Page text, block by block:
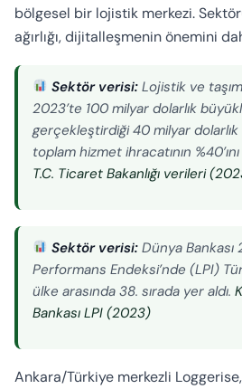
bölgesel bir lojistik merkezi.
ağırlığı, dijitalleşmenin önemini
Sektör verisi: Lojistik ve
2023’te 100 milyar dolarlık
gerçekleştirdiği 40 milyar dolarlık
toplam hizmet ihracatının
T.C. Ticaret Bakanlığı verileri
Sektör verisi: Dünya
Performans Endeksi’nde (LPI)
ülke arasında 38. sırada yer aldı.
Bankası LPI (2023)
Ankara/Türkiye merkezli